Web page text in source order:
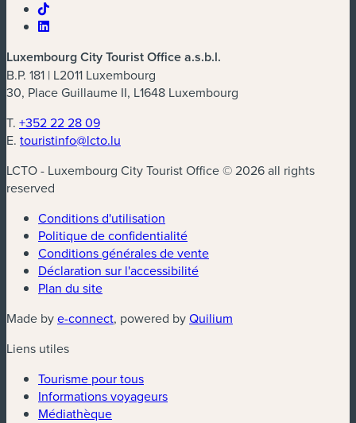
Luxembourg City Tourist Office a.s.b.l.
B.P. 181 | L2011 Luxembourg
30, Place Guillaume II, L1648 Luxembourg
T. +352 22 28 09
E. touristinfo@lcto.lu
LCTO - Luxembourg City Tourist Office © 2026 all rights
reserved
Conditions d'utilisation
Politique de confidentialité
Conditions générales de vente
Déclaration sur l'accessibilité
Plan du site
Made bye-connect(nouvelle fenêtre)
, powered byQuilium
Liens utiles
Tourisme pour tous
Informations voyageurs
Médiathèque